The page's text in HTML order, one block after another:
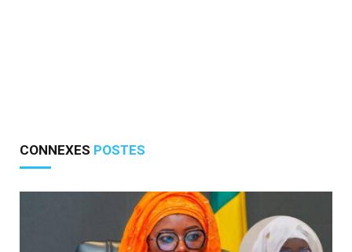
CONNEXES POSTES